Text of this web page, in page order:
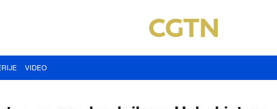
VIDEO